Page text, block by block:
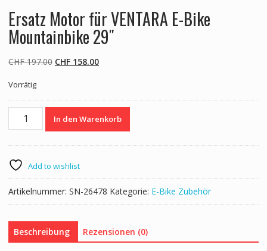
Ersatz Motor für VENTARA E-Bike
Mountainbike 29″
CHF197.00 Ursprünglicher
CHF 197.00
CHF158.00Aktueller
CHF 158.00.
Vorrätig
Ersatz
Motor
E-
Bike
Mountainbike
29"
In den Warenkorb
Add to wishlist
Artikelnummer: SN-26478 Kategorie: E-Bike Zubehör
Beschreibung Rezensionen (0)